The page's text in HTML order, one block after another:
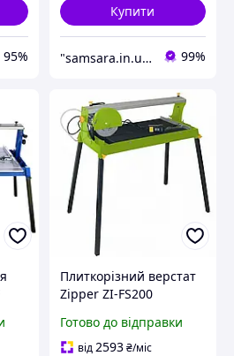
95%
Купити
"samsara.in.ua": Інтернет-магазин інструментів, садової та побутової техніки 99%
Плиткорізний верстат
Zipper ZI-FS200
різання плитки сухе
мокре різання до 600
Готово до відправки
від 2593₴/міс